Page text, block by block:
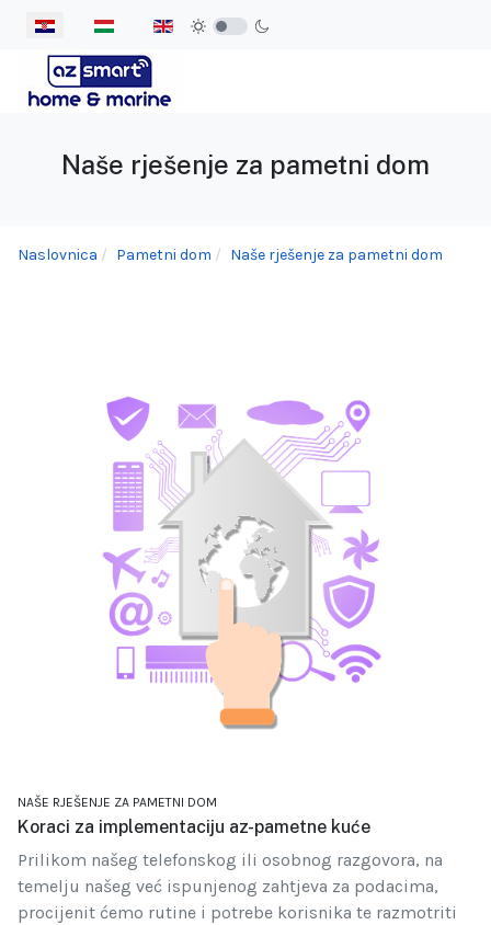
Odaberite svoj jezik
Naše rješenje za pametni dom
Naslovnica Pametni dom Naše rješenje za pametni dom
NAŠE RJEŠENJE ZA PAMETNI DOM
Koraci za implementaciju az-pametne kuće
Prilikom našeg telefonskog ili osobnog razgovora, na
temelju našeg već ispunjenog zahtjeva za podacima,
procijenit ćemo rutine i potrebe korisnika te razmotriti